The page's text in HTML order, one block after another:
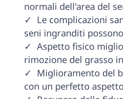
normali dell'area del
✓  Le complicazioni
seni ingranditi
✓  Aspetto fisico
rimozione del grasso
✓  Miglioramento del
con un perfetto